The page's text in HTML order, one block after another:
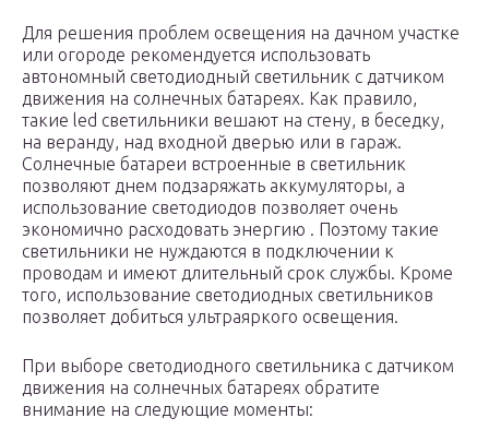
Для решения проблем освещения на дачном участке
или огороде рекомендуется использовать
автономный светодиодный светильник с датчиком
движения на солнечных батареях. Как правило,
такие led светильники вешают на стену, в беседку,
на веранду, над входной дверью или в гараж.
Солнечные батареи встроенные в светильник
позволяют днем подзаряжать аккумуляторы, а
использование светодиодов позволяет очень
экономично расходовать энергию . Поэтому такие
светильники не нуждаются в подключении к
проводам и имеют длительный срок службы. Кроме
того, использование светодиодных светильников
позволяет добиться ультраяркого освещения.
При выборе светодиодного светильника с датчиком
движения на солнечных батареях обратите
внимание на следующие моменты: